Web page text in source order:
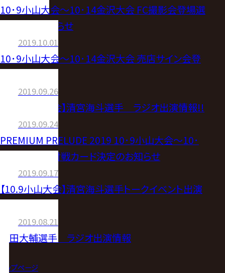
10･9小山大会〜10･14金沢大会 FC撮影会登場選
手決定のお知らせ
2019.10.01
10･9小山大会〜10･14金沢大会 売店サイン会登
2019.09.26
【10.9小山大会】清宮海斗選手 ラジオ出演情報!!
2019.09.24
PREMIUM PRELUDE 2019 10･9小山大会〜10･
14金沢大会 対戦カード決定のお知らせ
2019.09.17
【10.9小山大会】清宮海斗選手トークイベント出演
2019.08.21
原田大輔選手 ラジオ出演情報
トップページ